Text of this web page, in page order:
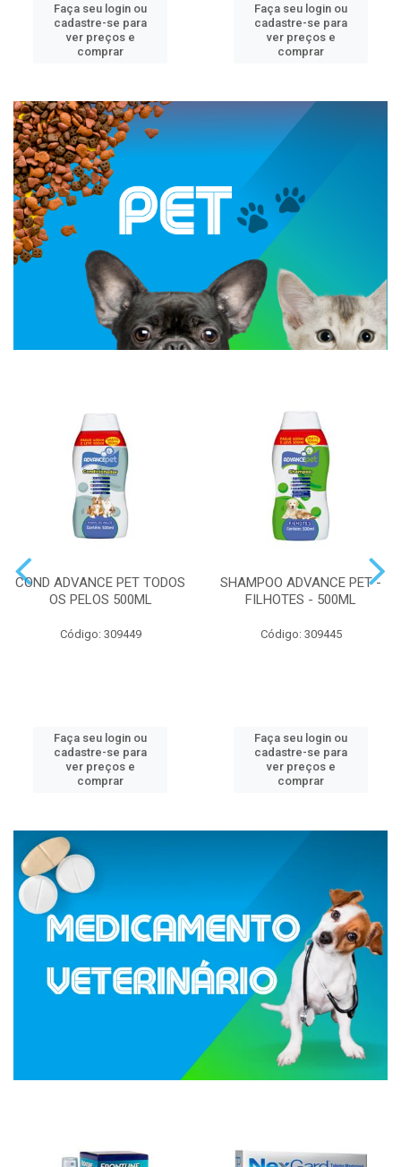
Faça seu login ou
cadastre-se para
ver preços e
comprar
Faça seu login ou
cadastre-se para
ver preços e
comprar
COND ADVANCE PET TODOS
OS PELOS 500ML
Código: 309449
Faça seu login ou
cadastre-se para
ver preços e
comprar
SHAMPOO ADVANCE PET -
FILHOTES - 500ML
Código: 309445
Faça seu login ou
cadastre-se para
ver preços e
comprar